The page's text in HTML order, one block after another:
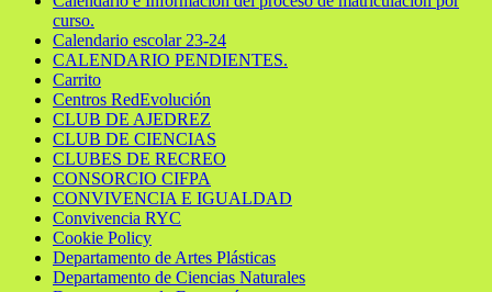
curso.
Calendario escolar 23-24
CALENDARIO PENDIENTES.
Carrito
Centros RedEvolución
CLUB DE AJEDREZ
CLUB DE CIENCIAS
CLUBES DE RECREO
CONSORCIO CIFPA
CONVIVENCIA E IGUALDAD
Convivencia RYC
Cookie Policy
Departamento de Artes Plásticas
Departamento de Ciencias Naturales